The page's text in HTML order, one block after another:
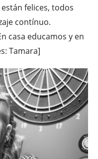
felices, todos
contínuo.
casa educamos y en
Tamara]